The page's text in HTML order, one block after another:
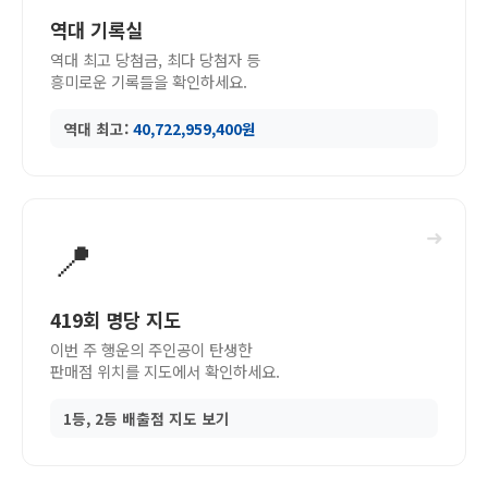
역대 기록실
역대 최고 당첨금, 최다 당첨자 등
흥미로운 기록들을 확인하세요.
역대 최고: 40,722,959,400원
➜
📍
419회 명당 지도
이번 주 행운의 주인공이 탄생한
판매점 위치를 지도에서 확인하세요.
1등, 2등 배출점 지도 보기